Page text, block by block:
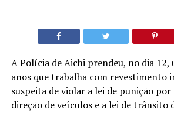
A Polícia de Aichi prendeu, no dia 12,
anos que trabalha com revestimento
suspeita de violar a lei de punição
direção de veículos e a lei de trânsito